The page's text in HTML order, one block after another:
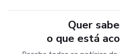
Quer
o que está